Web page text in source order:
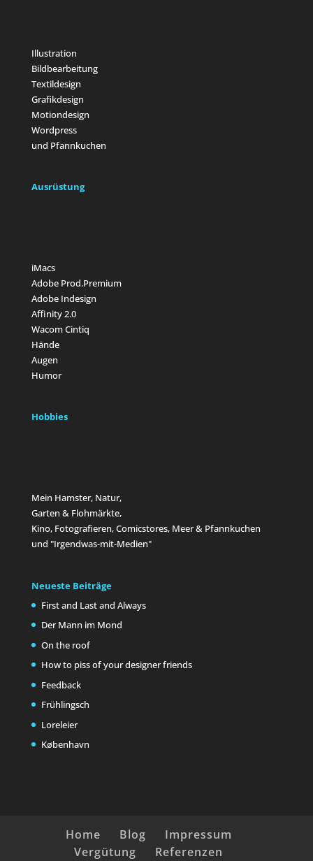
Illustration
Bildbearbeitung
Textildesign
Grafikdesign
Motiondesign
Wordpress
und Pfannkuchen
Ausrüstung
iMacs
Adobe Prod.Premium
Adobe Indesign
Affinity 2.0
Wacom Cintiq
Hände
Augen
Humor
Hobbies
Mein Hamster, Natur,
Garten & Flohmärkte,
Kino, Fotografieren, Comicstores, Meer & Pfannkuchen
und "Irgendwas-mit-Medien"
Neueste Beiträge
First and Last and Always
Der Mann im Mond
On the roof
How to piss of your designer friends
Feedback
Frühlingsch
Loreleier
København
Home Blog
Impressum
Vergütung
Referenzen